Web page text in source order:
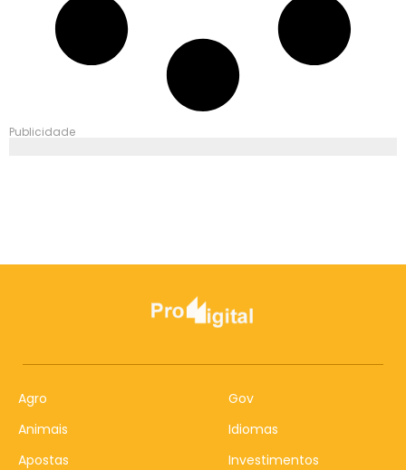
Publicidade
Agro
Animais
Apostas
Gov
Idiomas
Investimentos